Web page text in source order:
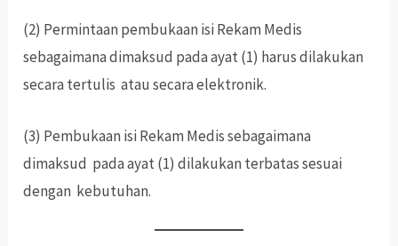
(2) Permintaan pembukaan isi Rekam Medis
sebagaimana dimaksud pada ayat (1) harus dilakukan
secara tertulis atau secara elektronik.
(3) Pembukaan isi Rekam Medis sebagaimana
dimaksud pada ayat (1) dilakukan terbatas sesuai
dengan kebutuhan.